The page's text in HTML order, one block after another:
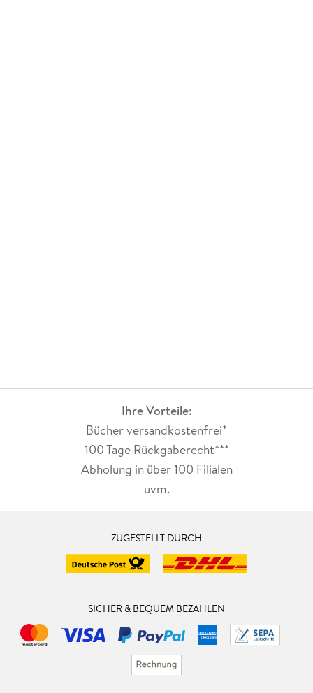
Ihre Vorteile:
Bücher versandkostenfrei*
100 Tage Rückgaberecht***
Abholung in über 100 Filialen
uvm.
ZUGESTELLT DURCH
SICHER & BEQUEM BEZAHLEN